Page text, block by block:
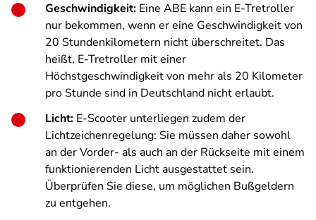
Geschwindigkeit: Eine ABE kann ein E-Tretroller
nur bekommen, wenn er eine Geschwindigkeit von
20 Stundenkilometern nicht überschreitet. Das
heißt, E-Tretroller mit einer
Höchstgeschwindigkeit von mehr als 20 Kilometer
pro Stunde sind in Deutschland nicht erlaubt.
Licht: E-Scooter unterliegen zudem der
Lichtzeichenregelung: Sie müssen daher sowohl
an der Vorder- als auch an der Rückseite mit einem
funktionierenden Licht ausgestattet sein.
Überprüfen Sie diese, um möglichen Bußgeldern
zu entgehen.